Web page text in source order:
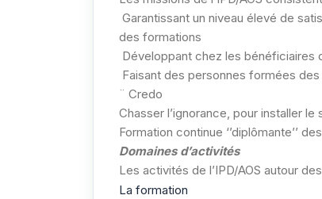
Garantissant un niveau élevé de
des formations
Développant chez les bénéficiaires
Faisant des personnes formées
¨ Credo
Chasser l’ignorance, pour installer le
Formation continue ‘’diplômante’’
Domaines d’activités
Les activités de l’IPD/AOS autour
La formation